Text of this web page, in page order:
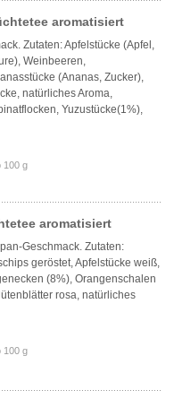
aromatisiert
Zutaten: Apfelstücke (Apfel,
Weinbeeren,
(Ananas, Zucker),
natürliches Aroma,
Yuzustücke(1%),
100 g
aromatisiert
Geschmack. Zutaten:
geröstet, Apfelstücke weiß,
(8%), Orangenschalen
rosa, natürliches
100 g